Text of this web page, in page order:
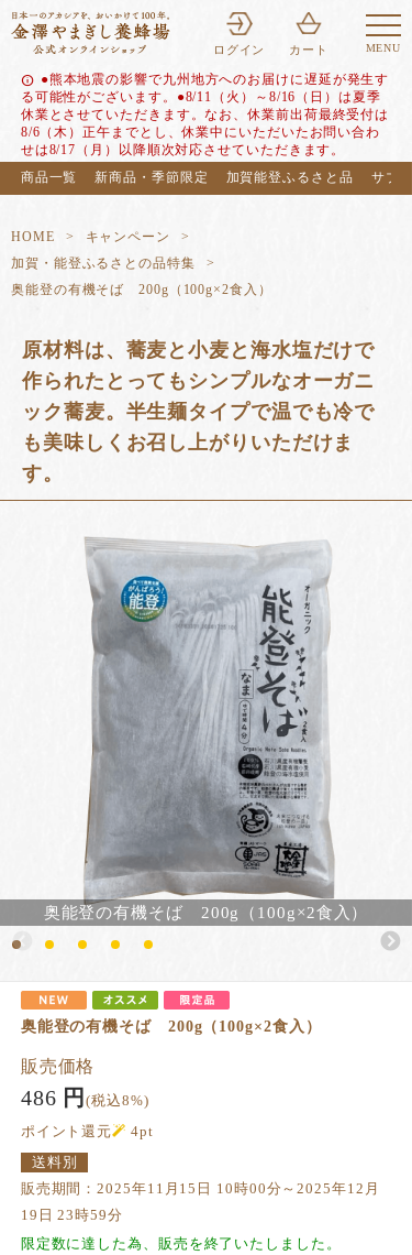
MENU
ログイン カート
info ●熊本地震の影響で九州地方へのお届けに遅延が発生す
る可能性がございます。●8/11（火）～8/16（日）は夏季
休業とさせていただきます。なお、休業前出荷最終受付は
8/6（木）正午までとし、休業中にいただいたお問い合わ
せは8/17（月）以降順次対応させていただきます。
商品一覧
新商品・季節限定 加賀能登ふるさと品 サブ
HOME
キャンペーン
加賀・能登ふるさとの品特集
奥能登の有機そば 200g（100g×2食入）
原材料は、蕎麦と小麦と海水塩だけで
作られたとってもシンプルなオーガニ
ック蕎麦。半生麺タイプで温でも冷で
も美味しくお召し上がりいただけま
す。
奥能登の有機そば 200g（100g×2食入）
奥能登の有機そば 200g（100g×2食入）
販売価格
486 円(税込8%)
ポイント還元
4pt
送料別
販売期間：2025年11月15日 10時00分～2025年12月
19日 23時59分
限定数に達した為、販売を終了いたしました。